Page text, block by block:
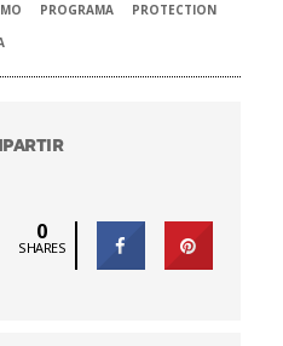
PROGRAMA
PROTECTION
0
SHARES